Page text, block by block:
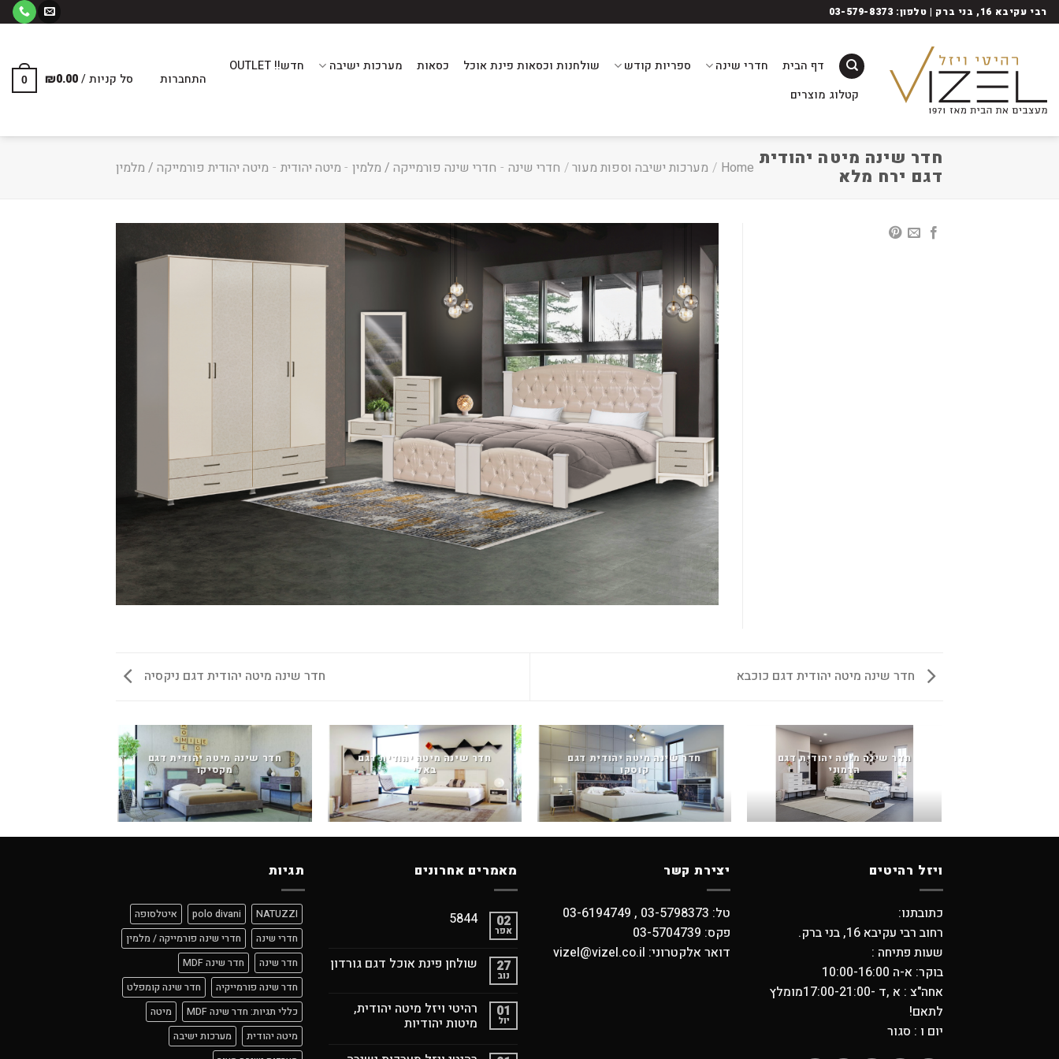
Skip
to
רבי עקיבא 16, בני ברק | טלפון: 03-579-8373
דף הבית חדרי שינה ספריות קודש שולחנות וכסאות פינת אוכל כסאות מערכות ישיבה
חדש!! OUTLET
קטלוג מוצרים
התחברות סל קניות / ₪0.00
0
חדר שינה מיטה יהודית
דגם ירח מלא Home
/ מערכות ישיבה וספות מעור/ חדרי שינה - חדרי שינה פורמייקה / מלמין - מיטה יהודית - מיטה יהודית פורמייקה / מלמין
חדר שינה מיטה יהודית דגם כוכבא חדר שינה מיטה יהודית דגם ניקסיה
חדר שינה מיטה יהודית דגם
הרמוני
חדר שינה מיטה יהודית דגם
קוסקו
חדר שינה מיטה יהודית דגם
באלי
חדר שינה מיטה יהודית דגם
מקסיקו
ויזל רהיטים
כתובתנו:
רחוב רבי עקיבא 16, בני ברק.
שעות פתיחה :
בוקר: א-ה 10:00-16:00
אחה"צ : א ,ד -17:00-21:00מומלץ
לתאם!
יום ו : סגור
יצירת קשר
טל: 03-5798373 , 03-6194749
פקס: 03-5704739
דואר אלקטרוני: vizel@vizel.co.il
מאמרים אחרונים
02
אפר
5844
27
נוב
שולחן פינת אוכל דגם גורדון
01
יול
רהיטי ויזל מיטה יהודית,
מיטות יהודיות
תגיות
NATUZZI
polo divani
איטלסופה
חדרי שינה
חדרי שינה פורמייקה / מלמין
חדר שינה
חדר שינה MDF
חדר שינה פורמייקיה
חדר שינה קומפלט
כללי תגיות: חדר שינה MDF
מיטה
מיטה יהודית
מערכות ישיבה